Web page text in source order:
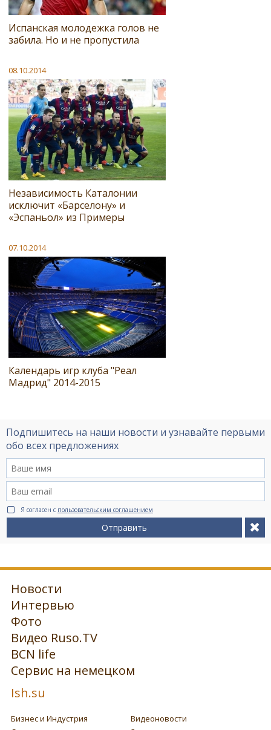
Испанская молодежка голов не
забила. Но и не пропустила
08.10.2014
Независимость Каталонии
исключит «Барселону» и
«Эспаньол» из Примеры
07.10.2014
Календарь игр клуба "Реал
Мадрид" 2014-2015
Подпишитесь на наши новости и узнавайте первыми
обо всех предложениях
Я согласен с пользовательским соглашением
Отправить
Новости
Интервью
Фото
Видео Ruso.TV
BCN life
Сервис на немецком
Ish.su
Бизнес и Индустрия
Видеоновости